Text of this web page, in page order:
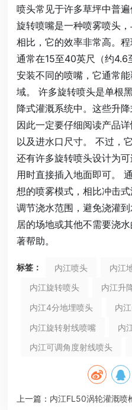
喷头常见于许多草坪中普遍
旋转喷嘴是一种喷雾喷头
相比，它的效率非常高。
通常在15至40英尺（约4.6
安装不同的喷嘴，它通常
域。 许多旋转喷头是单根
降式灌溉系统中。这些升
因此一定要仔细阅读产品
以及进水口尺寸。 不过，
还有许多旋转喷头设计为
用时直接插入地面即可。
想的喷雾模式，相比冲击
调节浇水范围，避免浇灌
居的场地或其他不需要浇
著帮助。
标签： 内江喷头 内江
内江旋转喷头
内江升
内江4分地埋喷头
内
内江旋转射线喷嘴
内
内江可调角度射线喷头
上一篇： 内江FL50涡轮灌溉喷